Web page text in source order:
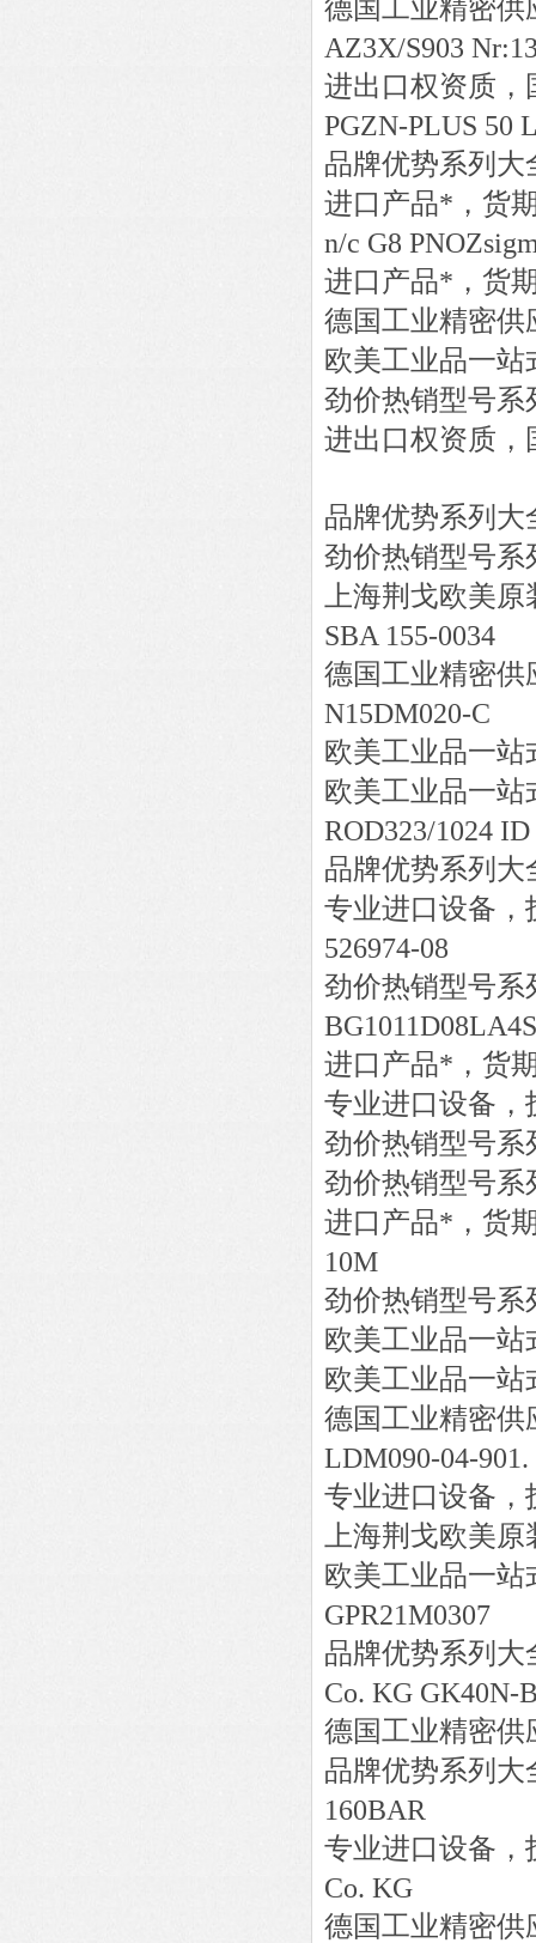
德国工业精密供
AZ3X/S903
进出口权资质，
PGZN-PLUS 50
品牌优势系列大
进口产品*，货
n/c G8
进口产品*，货
德国工业精密供
欧美工业品一
劲价热销型号系
进出口权资质，
品牌优势系列大
劲价热销型号系
上海荆戈欧美
SBA 155-0034
德国工业精密供
N15DM020-C
欧美工业品一
欧美工业品一
ROD323/1024
品牌优势系列大
专业进口设备，
526974-08
劲价热销型号系
进口产品*，货
专业进口设备，
劲价热销型号系
劲价热销型号系
进口产品*，货
10M
劲价热销型号系
欧美工业品一
欧美工业品一
德国工业精密供
LDM090-04-901.
专业进口设备，
上海荆戈欧美
欧美工业品一
GPR21M0307
品牌优势系列大
Co. KG GK40N-
德国工业精密供
品牌优势系列大
160BAR
专业进口设备，
Co. KG
德国工业精密供